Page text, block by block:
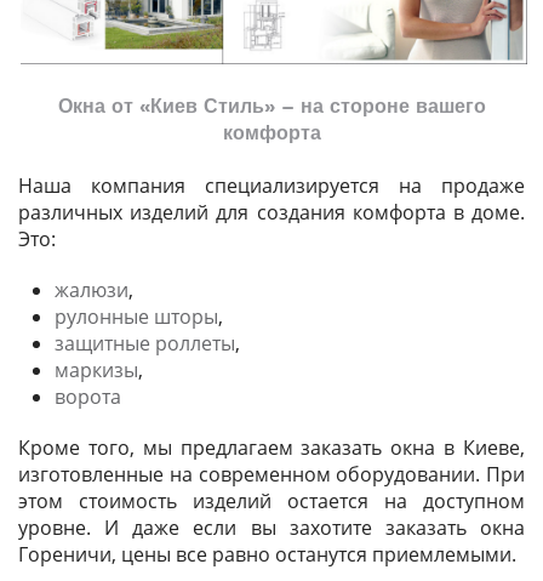
Окна от «Киев Стиль» – на стороне вашего
комфорта
Наша компания специализируется на продаже
различных изделий для создания комфорта в доме.
Это:
жалюзи,
рулонные шторы,
защитные роллеты,
маркизы,
ворота
Кроме того, мы предлагаем заказать окна в Киеве,
изготовленные на современном оборудовании. При
этом стоимость изделий остается на доступном
уровне. И даже если вы захотите заказать окна
Гореничи, цены все равно останутся приемлемыми.